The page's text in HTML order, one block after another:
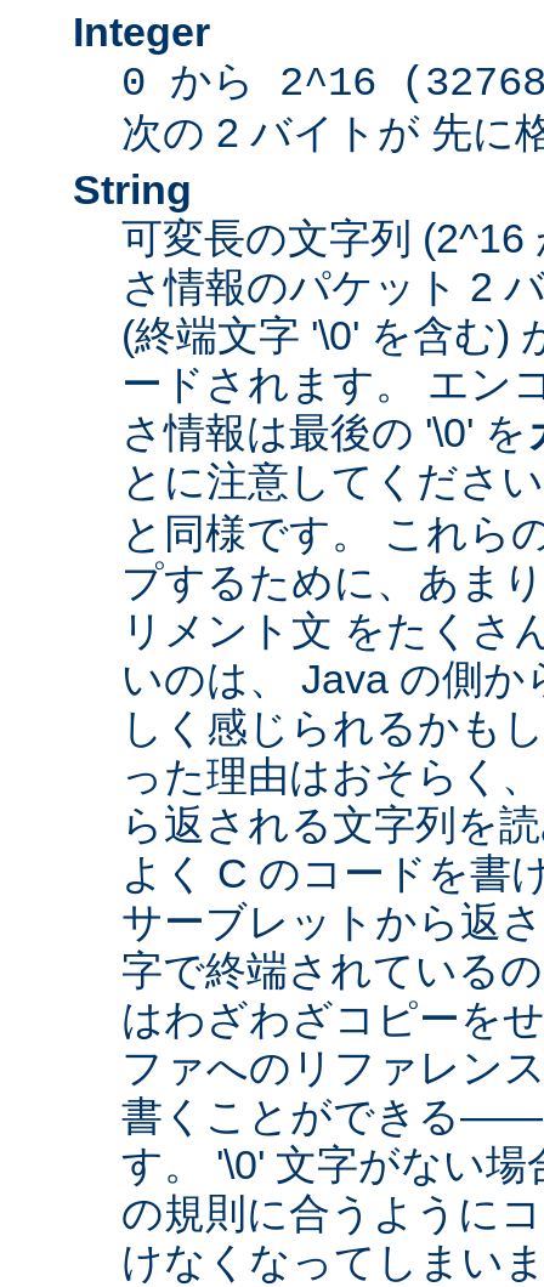
Integer
0 から 2^16
次の 2 バイトが 先に
String
可変長の文字列 (2^16
さ情報のパケット 2
(終端文字 '\0' を含む)
ードされます。 エン
さ情報は最後の '\0' を
とに注意してくだ
と同様です。 これら
プするために、あま
リメント文 をたくさ
いのは、 Java の側
しく感じられるかも
った理由はおそらく
ら返される文字列を
よく C のコードを
サーブレットから返
字で終端されている
はわざわざコピーを
ファへのリファレン
書くことができる――
す。 '\0' 文字がない
の規則に合うように
けなくなってしまい